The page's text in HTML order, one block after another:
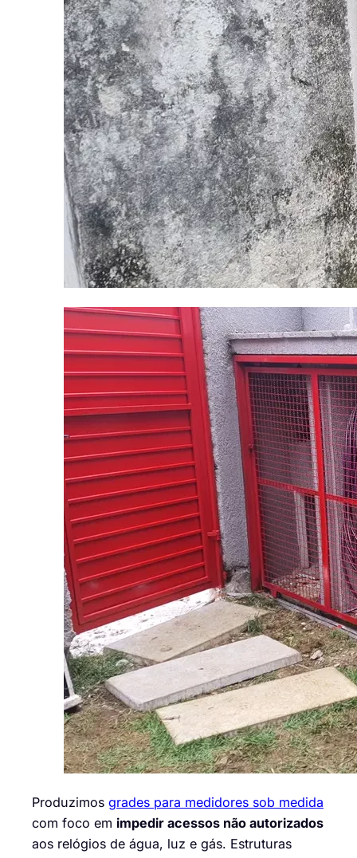
Produzimos grades para medidores sob medida
com foco em impedir acessos não autorizados
aos relógios de água, luz e gás. Estruturas